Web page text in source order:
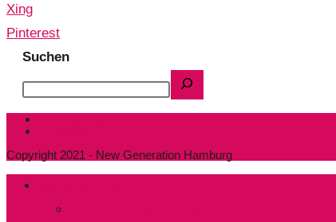
Xing
Pinterest
Suchen
Copyright 2021 - New Generation Hamburg